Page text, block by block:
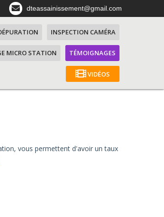
dteassainissement@gmail.com
INSPECTION CAMÉRA
MICRO STATION TÉMOIGNAGES
VIDÉOS
vous permettent d'avoir un taux